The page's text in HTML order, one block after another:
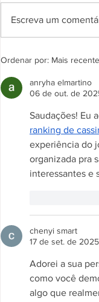
Como criar uma
inbound
empresa?
Escreva um
Ordenar por: Mais recente
anryha elmartino
06 de out. de
Saudações! Eu
ranking de
experiência do
organizada pra
interessantes e
chenyi smart
17 de set. de 2025
Adorei a sua
como você
algo que